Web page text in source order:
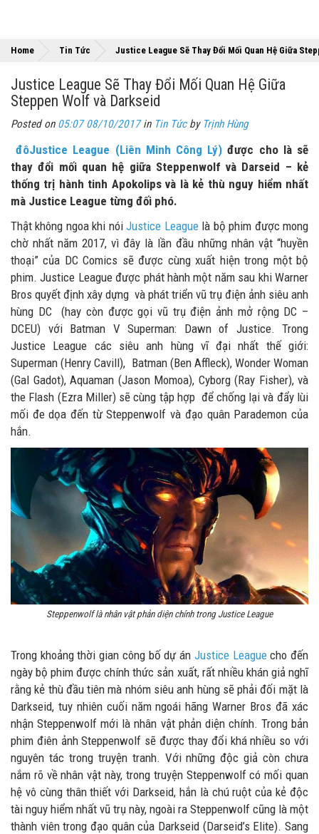
Home Tin Tức Justice League Sẽ Thay Đổi Mối Quan Hệ Giữa
Justice League Sẽ Thay Đổi Mối Quan Hệ Giữa
Steppen Wolf và Darkseid
Posted on 05:07 08/10/2017in Tin Tứcby Trịnh Hùng
đôJustice League (Liên Minh Công Lý) được cho là sẽ
thay đổi mối quan hệ giữa Steppenwolf và Darseid – kẻ
thống trị hành tinh Apokolips và là kẻ thù nguy hiểm nhất
mà Justice League từng đối phó.
Thật không ngoa khi nóiJustice Leaguelà bộ phim được mong
chờ nhất năm 2017, vì đây là lần đầu những nhân vật “huyền
thoại” của DC Comics sẽ được cùng xuất hiện trong một bộ
phim. Justice League được phát hành một năm sau khi Warner
Bros quyết định xây dựng và phát triển vũ trụ điện ảnh siêu anh
hùng DC (hay còn được gọi vũ trụ điện ảnh mở rộng DC –
DCEU) với Batman V Superman: Dawn of Justice. Trong
Justice League các siêu anh hùng vĩ đại nhất thế giới:
Superman (Henry Cavill), Batman (Ben Affleck), Wonder Woman
(Gal Gadot), Aquaman (Jason Momoa), Cyborg (Ray Fisher), và
the Flash (Ezra Miller) sẽ cùng tập hợp để chống lại và đẩy lùi
mối đe dọa đến từ Steppenwolf và đạo quân Parademon của
hắn.
Steppenwolf là nhân vật phản diện chính trong Justice League
Trong khoảng thời gian công bố dự án Justice Leaguecho đến
ngày bộ phim được chính thức sản xuất, rất nhiều khán giả nghĩ
rằng kẻ thù đầu tiên mà nhóm siêu anh hùng sẽ phải đối mặt là
Darkseid, tuy nhiên cuối năm ngoái hãng Warner Bros đã xác
nhận Steppenwolf mới là nhân vật phản diện chính. Trong bản
phim điên ảnh Steppenwolf sẽ được thay đổi khá nhiều so với
nguyên tác trong truyện tranh. Với những độc giả còn chưa
nắm rõ về nhân vật này, trong truyện Steppenwolf có mối quan
hệ vô cùng thân thiết với Darkseid, hắn là chú ruột của kẻ độc
tài nguy hiểm nhất vũ trụ này, ngoài ra Steppenwolf cũng là một
thành viên trong đạo quân của Darkseid (Darseid’s Elite). Sang